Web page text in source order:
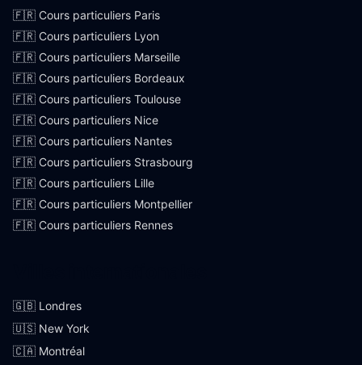
🇫🇷 Cours particuliers Paris
🇫🇷 Cours particuliers Lyon
🇫🇷 Cours particuliers Marseille
🇫🇷 Cours particuliers Bordeaux
🇫🇷 Cours particuliers Toulouse
🇫🇷 Cours particuliers Nice
🇫🇷 Cours particuliers Nantes
🇫🇷 Cours particuliers Strasbourg
🇫🇷 Cours particuliers Lille
🇫🇷 Cours particuliers Montpellier
🇫🇷 Cours particuliers Rennes
🇬🇧 Londres
🇺🇸 New York
🇨🇦 Montréal